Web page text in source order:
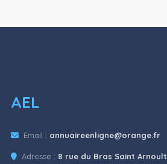
AEL
Email : annuaireenligne@orange.fr
Adresse : 8 rue du Bras Saint Arnoult